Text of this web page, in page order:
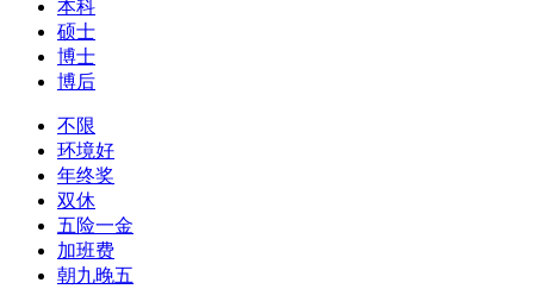
本科
硕士
博士
博后
不限
环境好
年终奖
双休
五险一金
加班费
朝九晚五